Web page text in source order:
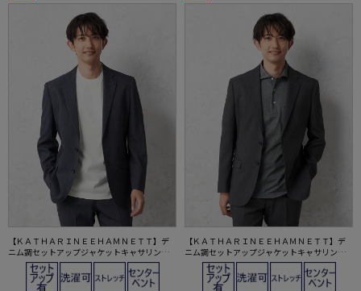
【ＫＡＴＨＡＲＩＮＥＥＨＡＭＮＥＴＴ】デ
ニム調セットアップジャケットキャサリンＥ
ハムネットウォッシャブルストレッチ春夏
【ＫＡＴＨＡＲＩＮＥＥＨＡＭＮＥＴＴ】デ
ニム調セットアップジャケットキャサリンＥ
ハムネットウォッシャブルストレッチ春夏